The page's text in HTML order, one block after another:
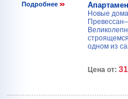
Подробнее
Новые
одном из
Цена от: